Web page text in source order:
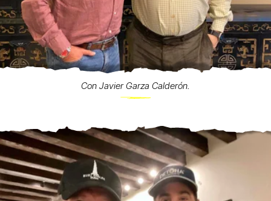
Con Javier Garza Calderón.